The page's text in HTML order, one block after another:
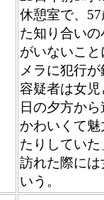
休憩室で、
た知り合い
がいないこ
メラに犯行
容疑者は女
日の夕方か
かわいくて
たりしてい
訪れた際に
いう。